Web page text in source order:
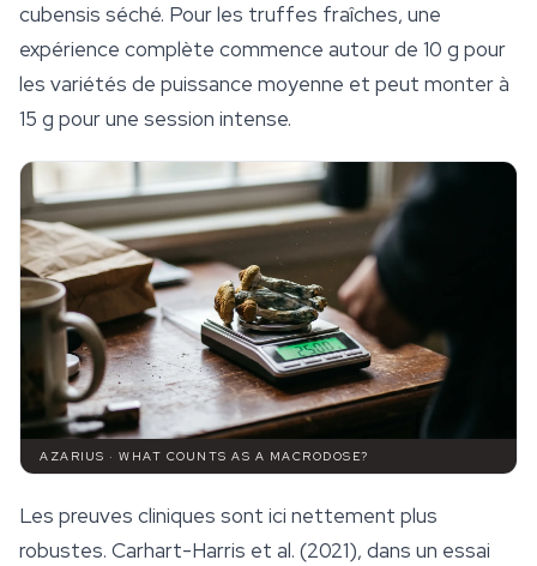
cubensis séché. Pour les truffes fraîches, une
expérience complète commence autour de 10 g pour
les variétés de puissance moyenne et peut monter à
15 g pour une session intense.
AZARIUS · WHAT COUNTS AS A MACRODOSE?
Les preuves cliniques sont ici nettement plus
robustes. Carhart-Harris et al. (2021), dans un essai